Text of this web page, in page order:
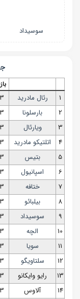
سوسیداد
1 رئال مادرید
2
بارسلونا
3
ویارئال
4
اتلتیکو مادرید
5
بتیس
6
اسپانیول
7
ختافه
8
بیلبائو
9
سوسیداد
10
الچه
11
سویا
12
سلتاویگو
13
رایو وایکانو
14
آلاوس